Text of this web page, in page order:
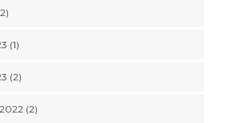
(1)
(2)
(2)